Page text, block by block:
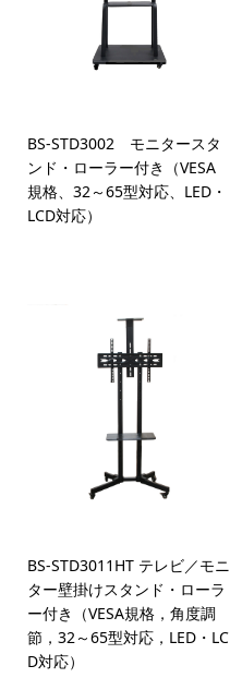
BS-STD3002 モニタースタ
ンド・ローラー付き（VESA
規格、32～65型対応、LED・
LCD対応）
BS-STD3011HT テレビ／モニ
ター壁掛けスタンド・ローラ
ー付き（VESA規格，角度調
節，32～65型対応，LED・LC
D対応）